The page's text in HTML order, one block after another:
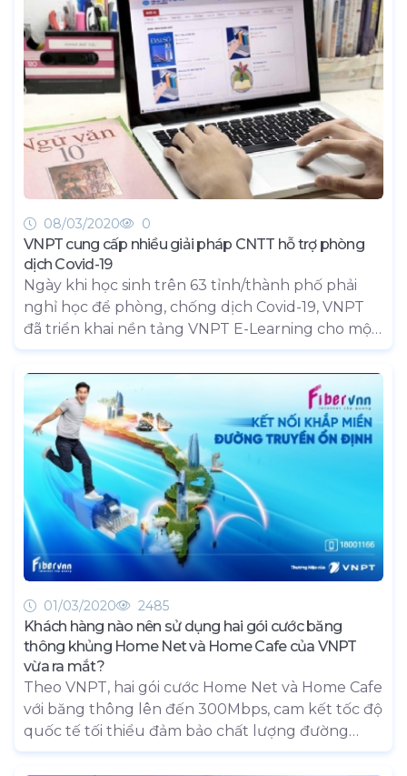
nhanh chóng trở thành công cụ hữu ích cho
người dùng trong bối cảnh đẩy mạnh hoạt động
giao dịch online, hạn chế tụ họp đông người.
08/03/2020 0
VNPT cung cấp nhiều giải pháp CNTT hỗ trợ phòng
dịch Covid-19
Ngày khi học sinh trên 63 tỉnh/thành phố phải
nghỉ học để phòng, chống dịch Covid-19, VNPT
đã triển khai nền tảng VNPT E-Learning cho một
số trường tiểu học và THCS ở Hà Nội. Bên cạnh
đó, các giải pháp VNPT Meeting, VNPT Pay cũng
nhanh chóng trở thành công cụ hữu ích cho
người dùng trong bối cảnh đẩy mạnh hoạt động
giao dịch online, hạn chế tụ họp đông người.
01/03/2020 2485
Khách hàng nào nên sử dụng hai gói cước băng
thông khủng Home Net và Home Cafe của VNPT
vừa ra mắt?
Theo VNPT, hai gói cước Home Net và Home Cafe
với băng thông lên đến 300Mbps, cam kết tốc độ
quốc tế tối thiểu đảm bảo chất lượng đường
truyền cho nhiều khách hàng online cùng lúc